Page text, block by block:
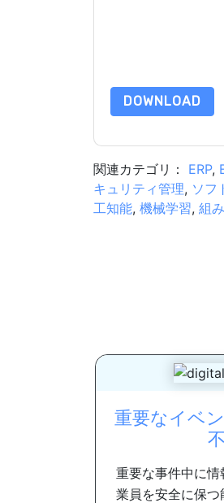
DOWNLOAD
関連カテゴリ： ERP,
キュリティ管理, ソフ
工知能, 機械学習, 組
重要なイベ
重要な事件中に
業員を安全に保